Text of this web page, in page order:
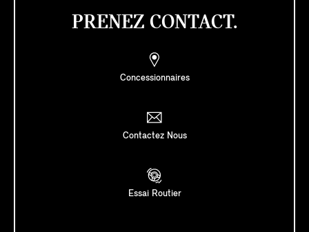
PRENEZ CONTACT.
Concessionnaires
Contactez Nous
Essai Routier